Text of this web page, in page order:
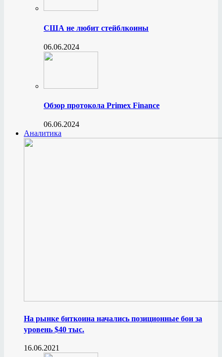
США не любит стейблкоины
06.06.2024
Обзор протокола Primex Finance
06.06.2024
Аналитика
На рынке биткоина начались позиционные бои за
уровень $40 тыс.
16.06.2021